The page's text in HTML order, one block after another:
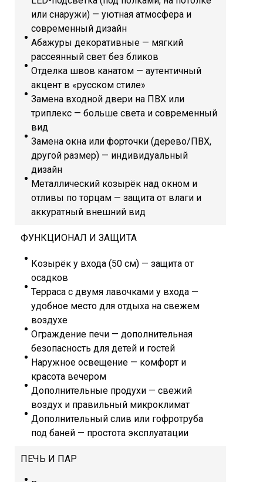
или снаружи) — уютная атмосфера и
современный дизайн
Абажуры декоративные — мягкий
рассеянный свет без бликов
Отделка швов канатом — аутентичный
акцент в «русском стиле»
Замена входной двери на ПВХ или
триплекс — больше света и современный
вид
Замена окна или форточки (дерево/ПВХ,
другой размер) — индивидуальный
дизайн
Металлический козырёк над окном и
отливы по торцам — защита от влаги и
аккуратный внешний вид
ФУНКЦИОНАЛ И ЗАЩИТА
Козырёк у входа (50 см) — защита от
осадков
Терраса с двумя лавочками у входа —
удобное место для отдыха на свежем
воздухе
Ограждение печи — дополнительная
безопасность для детей и гостей
Наружное освещение — комфорт и
красота вечером
Дополнительные продухи — свежий
воздух и правильный микроклимат
Дополнительный слив или гофротруба
под баней — простота эксплуатации
ПЕЧЬ И ПАР